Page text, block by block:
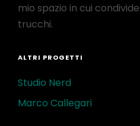
mio spazio in cui
trucchi.
ALTRI PROGETTI
Studio Nerd
Marco Callegari